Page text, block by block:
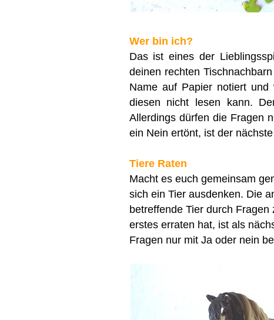
Wer bin ich?
Das ist eines der
deinen rechten
Name auf Papier notiert
diesen nicht lesen kann.
Allerdings dürfen die Fragen
ein Nein ertönt, ist der
Tiere Raten
Macht es euch gemeinsam
sich ein Tier ausdenken. Die
betreffende Tier durch
erstes erraten hat, ist als
Fragen nur mit Ja oder nein